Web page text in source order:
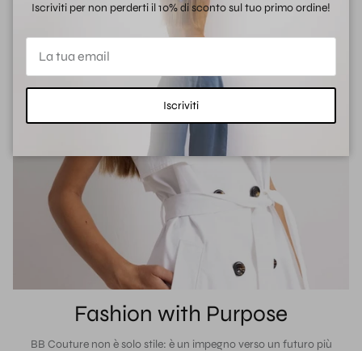
Fashion with Purpose
BB Couture non è solo stile: è un impegno verso un futuro più
Iscriviti per non perderti il 10% di sconto sul tuo primo ordine!
Iscriviti